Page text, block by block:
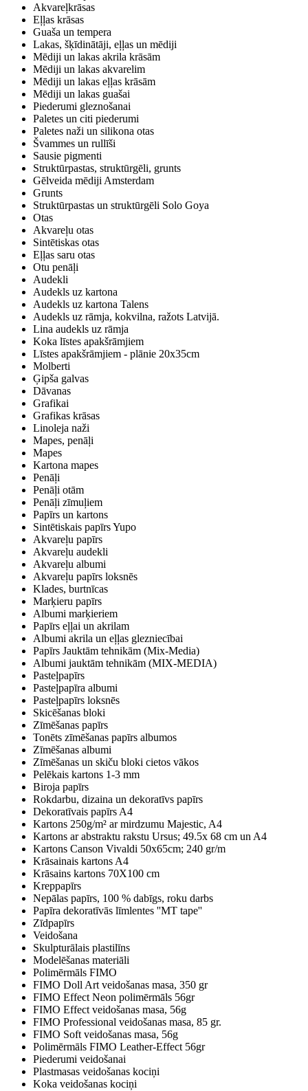
Akvareļkrāsas
Eļļas krāsas
Guaša un tempera
Lakas, šķīdinātāji, eļļas un mēdiji
Mēdiji un lakas akrila krāsām
Mēdiji un lakas akvarelim
Mēdiji un lakas eļļas krāsām
Mēdiji un lakas guašai
Piederumi gleznošanai
Paletes un citi piederumi
Paletes naži un silikona otas
Švammes un rullīši
Sausie pigmenti
Struktūrpastas, struktūrgēli, grunts
Gēlveida mēdiji Amsterdam
Grunts
Struktūrpastas un struktūrgēli Solo Goya
Otas
Akvareļu otas
Sintētiskas otas
Eļļas saru otas
Otu penāļi
Audekli
Audekls uz kartona
Audekls uz kartona Talens
Audekls uz rāmja, kokvilna, ražots Latvijā.
Lina audekls uz rāmja
Koka līstes apakšrāmjiem
Līstes apakšrāmjiem - plānie 20x35cm
Molberti
Ģipša galvas
Dāvanas
Grafikai
Grafikas krāsas
Linoleja naži
Mapes, penāļi
Mapes
Kartona mapes
Penāļi
Penāļi otām
Penāļi zīmuļiem
Papīrs un kartons
Sintētiskais papīrs Yupo
Akvareļu papīrs
Akvareļu audekli
Akvareļu albumi
Akvareļu papīrs loksnēs
Klades, burtnīcas
Marķieru papīrs
Albumi marķieriem
Papīrs eļļai un akrilam
Albumi akrila un eļļas glezniecībai
Papīrs Jauktām tehnikām (Mix-Media)
Albumi jauktām tehnikām (MIX-MEDIA)
Pasteļpapīrs
Pasteļpapīra albumi
Pasteļpapīrs loksnēs
Skicēšanas bloki
Zīmēšanas papīrs
Tonēts zīmēšanas papīrs albumos
Zīmēšanas albumi
Zīmēšanas un skiču bloki cietos vākos
Pelēkais kartons 1-3 mm
Biroja papīrs
Rokdarbu, dizaina un dekoratīvs papīrs
Dekoratīvais papīrs A4
Kartons 250g/m² ar mirdzumu Majestic, A4
Kartons ar abstraktu rakstu Ursus; 49.5x 68 cm un A4
Kartons Canson Vivaldi 50x65cm; 240 gr/m
Krāsainais kartons A4
Krāsains kartons 70X100 cm
Kreppapīrs
Nepālas papīrs, 100 % dabīgs, roku darbs
Papīra dekoratīvās līmlentes ''MT tape''
Zīdpapīrs
Veidošana
Skulpturālais plastilīns
Modelēšanas materiāli
Polimērmāls FIMO
FIMO Doll Art veidošanas masa, 350 gr
FIMO Effect Neon polimērmāls 56gr
FIMO Effect veidošanas masa, 56g
FIMO Professional veidošanas masa, 85 gr.
FIMO Soft veidošanas masa, 56g
Polimērmāls FIMO Leather-Effect 56gr
Piederumi veidošanai
Plastmasas veidošanas kociņi
Koka veidošanas kociņi